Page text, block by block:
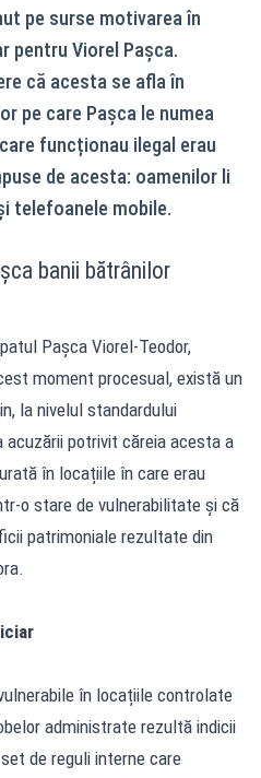
pe surse motivarea în
pentru Viorel Pașca.
că acesta se afla în
pe care Pașca le numea
funcționau ilegal erau
de acesta: oamenilor li
telefoanele mobile.
banii bătrânilor
Pașca Viorel-Teodor,
moment procesual, există un
la nivelul standardului
acuzării potrivit căreia acesta a
în locațiile în care erau
o stare de vulnerabilitate și că
patrimoniale rezultate din
în locațiile controlate
administrate rezultă indicii
de reguli interne care